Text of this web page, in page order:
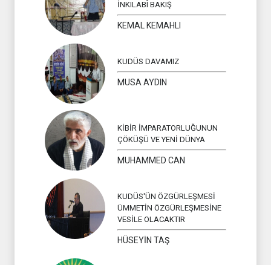
İNKILABÎ BAKIŞ
KEMAL KEMAHLI
KUDÜS DAVAMIZ
MUSA AYDIN
KİBİR İMPARATORLUĞUNUN
ÇÖKÜŞÜ VE YENİ DÜNYA
MUHAMMED CAN
KUDÜS'ÜN ÖZGÜRLEŞMESİ
ÜMMETİN ÖZGÜRLEŞMESİNE
VESİLE OLACAKTIR
HÜSEYİN TAŞ